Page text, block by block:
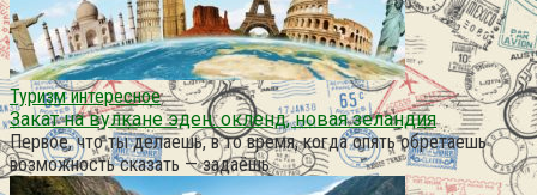
Туризм интересное
Закат на вулкане эден. окленд, новая зеландия
Первое, что ты делаешь, в то время, когда опять обретаешь
возможность сказать — задаёшь